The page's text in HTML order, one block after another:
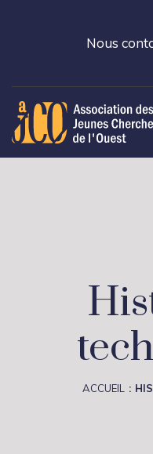
Nous
ACCUEIL